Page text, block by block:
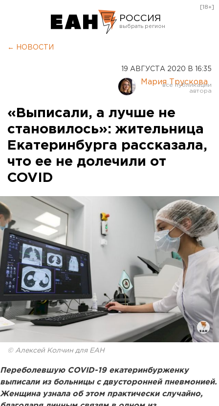
РОССИЯ
Курган
Оренбург
[18+]
← НОВОСТИ
19 АВГУСТА 2020 В 16:35
Мария Трускова
«Выписали, а лучше не
становилось»: жительница
Екатеринбурга рассказала,
что ее не долечили от
COVID
© Алексей Колчин для ЕАН
Переболевшую COVID-19 екатеринбурженку
выписали из больницы с двусторонней пневмонией.
Женщина узнала об этом практически случайно,